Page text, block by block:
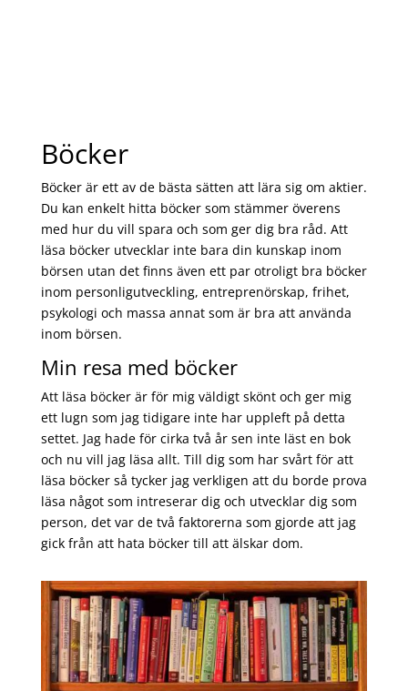
Böcker
Böcker är ett av de bästa sätten att lära sig om aktier.
Du kan enkelt hitta böcker som stämmer överens
med hur du vill spara och som ger dig bra råd. Att
läsa böcker utvecklar inte bara din kunskap inom
börsen utan det finns även ett par otroligt bra böcker
inom personligutveckling, entreprenörskap, frihet,
psykologi och massa annat som är bra att använda
inom börsen.
Min resa med böcker
Att läsa böcker är för mig väldigt skönt och ger mig
ett lugn som jag tidigare inte har uppleft på detta
settet. Jag hade för cirka två år sen inte läst en bok
och nu vill jag läsa allt. Till dig som har svårt för att
läsa böcker så tycker jag verkligen att du borde prova
läsa något som intreserar dig och utvecklar dig som
person, det var de två faktorerna som gjorde att jag
gick från att hata böcker till att älskar dom.